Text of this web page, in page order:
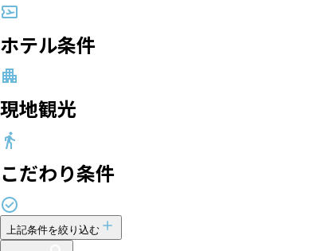
ホテル条件
現地観光
こだわり条件
上記条件を絞り込む